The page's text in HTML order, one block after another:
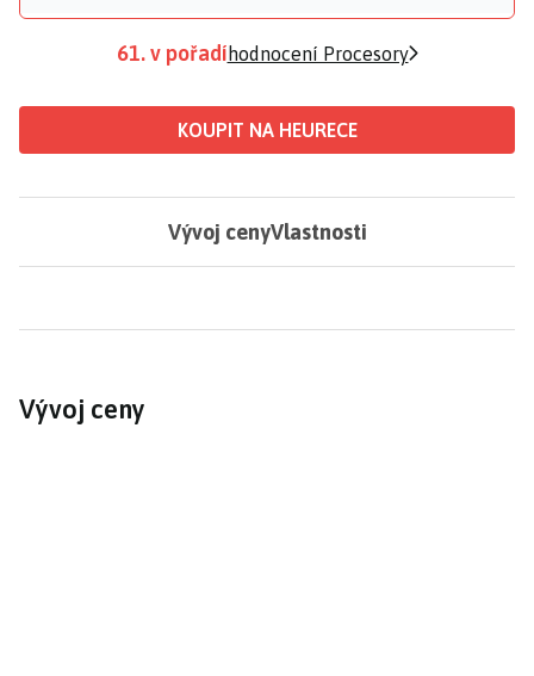
61. v pořadí hodnocení Procesory
KOUPIT NA HEURECE
Vývoj cenyVlastnosti
Vývoj ceny